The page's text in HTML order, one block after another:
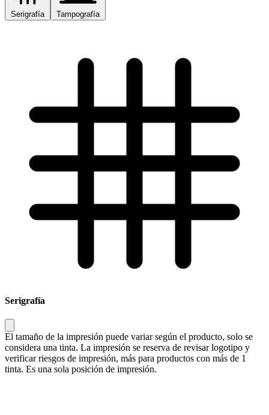
Serigrafía Tampografía
Serigrafía
El tamaño de la impresión puede variar según el producto, solo se
considera una tinta. La impresión se reserva de revisar logotipo y
verificar riesgos de impresión, más para productos con más de 1
tinta. Es una sola posición de impresión.